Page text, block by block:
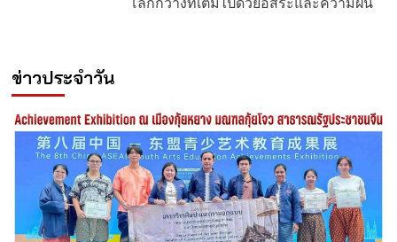
ข่าวประจำวัน